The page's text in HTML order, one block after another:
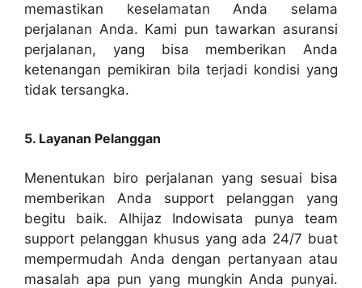
memastikan keselamatan Anda selama
perjalanan Anda. Kami pun tawarkan asuransi
perjalanan, yang bisa memberikan Anda
ketenangan pemikiran bila terjadi kondisi yang
tidak tersangka.
5. Layanan Pelanggan
Menentukan biro perjalanan yang sesuai bisa
memberikan Anda support pelanggan yang
begitu baik. Alhijaz Indowisata punya team
support pelanggan khusus yang ada 24/7 buat
mempermudah Anda dengan pertanyaan atau
masalah apa pun yang mungkin Anda punyai.